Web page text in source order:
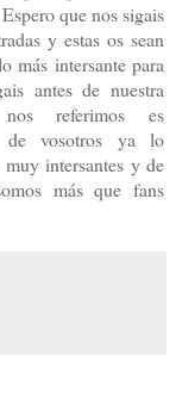
que nos sigais
y estas os sean
más intersante para
antes de nuestra
referimos es
de vosotros ya lo
intersantes y de
más que fans